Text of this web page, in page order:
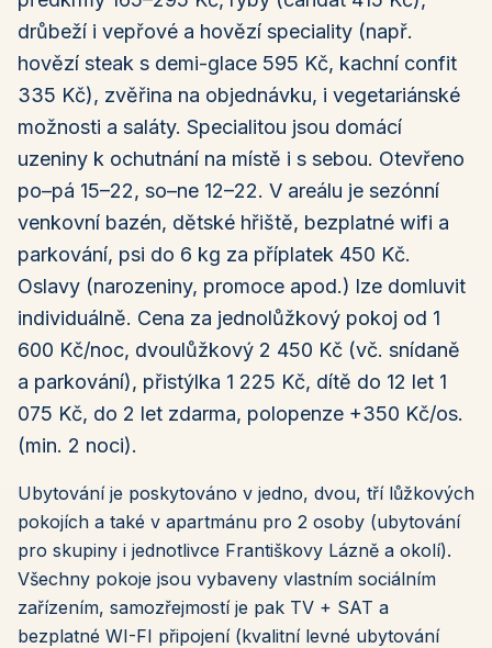
drůbeží i vepřové a hovězí speciality (např.
hovězí steak s demi-glace 595 Kč, kachní confit
335 Kč), zvěřina na objednávku, i vegetariánské
možnosti a saláty. Specialitou jsou domácí
uzeniny k ochutnání na místě i s sebou. Otevřeno
po–pá 15–22, so–ne 12–22. V areálu je sezónní
venkovní bazén, dětské hřiště, bezplatné wifi a
parkování, psi do 6 kg za příplatek 450 Kč.
Oslavy (narozeniny, promoce apod.) lze domluvit
individuálně. Cena za jednolůžkový pokoj od 1
600 Kč/noc, dvoulůžkový 2 450 Kč (vč. snídaně
a parkování), přistýlka 1 225 Kč, dítě do 12 let 1
075 Kč, do 2 let zdarma, polopenze +350 Kč/os.
(min. 2 noci).
Ubytování je poskytováno v jedno, dvou, tří lůžkových
pokojích a také v apartmánu pro 2 osoby (ubytování
pro skupiny i jednotlivce Františkovy Lázně a okolí).
Všechny pokoje jsou vybaveny vlastním sociálním
zařízením, samozřejmostí je pak TV + SAT a
bezplatné WI-FI připojení (kvalitní levné ubytování